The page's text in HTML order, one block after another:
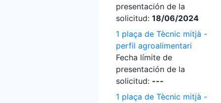
presentación de la
solicitud: 18/06/2024
1 plaça de Tècnic mitjà -
perfil agroalimentari
Fecha límite de
presentación de la
solicitud: ---
1 plaça de Tècnic mitjà -